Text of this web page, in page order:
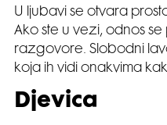
U ljubavi se otvara
Ako ste u vezi, odnos
razgovore. Slobodni
koja ih vidi onakvima
Djevica